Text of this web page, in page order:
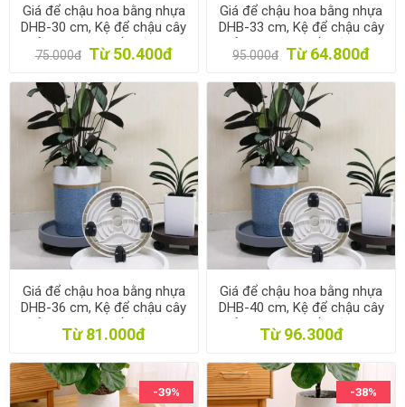
Giá để chậu hoa bằng nhựa
DHB-30 cm, Kệ để chậu cây
cảnh 4 bánh, Đế chậu cây
có bánh xe lăn
75.000đ Từ 50.400đ
Giá để chậu hoa bằng nhựa
DHB-33 cm, Kệ để chậu cây
cảnh 4 bánh, Đế chậu cây
có bánh xe lăn
95.000đ Từ 64.800đ
Giá để chậu hoa bằng nhựa
DHB-36 cm, Kệ để chậu cây
cảnh 4 bánh, Đế chậu cây
có bánh xe lăn
Từ 81.000đ
Giá để chậu hoa bằng nhựa
DHB-40 cm, Kệ để chậu cây
cảnh 4 bánh, Đế chậu cây
có bánh xe lăn
Từ 96.300đ
-39% -38%